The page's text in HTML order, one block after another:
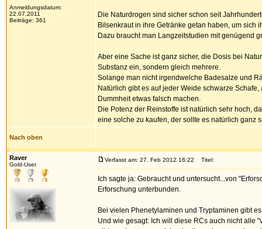
Anmeldungsdatum:
22.07.2011
Beiträge: 361
Die Naturdrogen sind sicher schon seit
Bilsenkraut in ihre Getränke getan haben, um sich
Dazu braucht man Langzeitstudien mit genügend
Aber eine Sache ist ganz sicher, die Dosis bei
Substanz ein, sondern gleich mehrere.
Solange man nicht irgendwelche Badesalze und
Natürlich gibt es auf jeder Weide schwarze
Dummheit etwas falsch machen.
Die Potenz der Reinstoffe ist natürlich sehr hoch,
eine solche zu kaufen, der sollte es natürlich ganz
Nach oben
Raver
Gold-User
Verfasst am: 27. Feb 2012 16:22 Titel:
Ich sagte ja: Gebraucht und untersucht...von
Erforschung unterbunden.
Bei vielen Phenetylaminen und Tryptaminen gibt
Und wie gesagt: Ich will diese RCs auch nicht alle